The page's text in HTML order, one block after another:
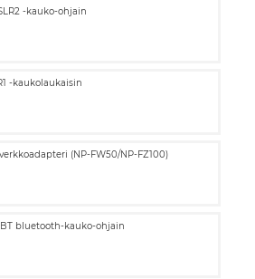
-kauko-ohjain
-kaukolaukaisin
(NP-FW50/NP-FZ100)
bluetooth-kauko-ohjain